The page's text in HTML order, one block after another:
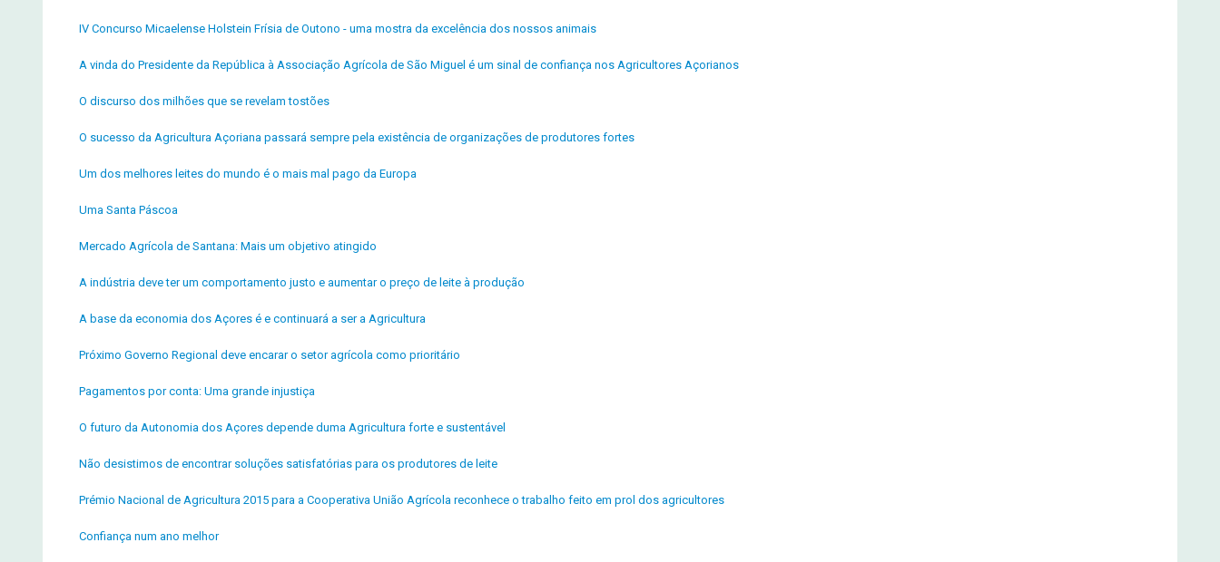
IV Concurso Micaelense Holstein Frísia de Outono - uma mostra da excelência dos nossos animais
A vinda do Presidente da República à Associação Agrícola de São Miguel é um sinal de confiança nos Agricultores Açorianos
O discurso dos milhões que se revelam tostões
O sucesso da Agricultura Açoriana passará sempre pela existência de organizações de produtores fortes
Um dos melhores leites do mundo é o mais mal pago da Europa
Uma Santa Páscoa
Mercado Agrícola de Santana: Mais um objetivo atingido
A indústria deve ter um comportamento justo e aumentar o preço de leite à produção
A base da economia dos Açores é e continuará a ser a Agricultura
Próximo Governo Regional deve encarar o setor agrícola como prioritário
Pagamentos por conta: Uma grande injustiça
O futuro da Autonomia dos Açores depende duma Agricultura forte e sustentável
Não desistimos de encontrar soluções satisfatórias para os produtores de leite
Prémio Nacional de Agricultura 2015 para a Cooperativa União Agrícola reconhece o trabalho feito em prol dos agricultores
Confiança num ano melhor